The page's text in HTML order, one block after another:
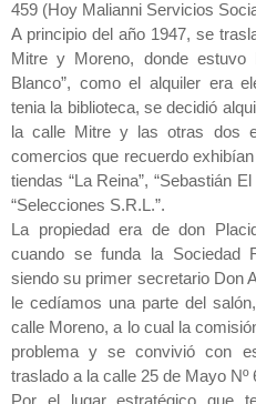
459 (Hoy Malianni Servicios
A principio del año 1947, se
Mitre y Moreno, donde estuvo
Blanco”, como el alquiler era
tenia la biblioteca, se decidió
la calle Mitre y las otras dos
comercios que recuerdo
tiendas “La Reina”, “Sebastián
“Selecciones S.R.L.”.
La propiedad era de don
cuando se funda la Sociedad
siendo su primer secretario Don
le cedíamos una parte del
calle Moreno, a lo cual la
problema y se convivió con
traslado a la calle 25 de Mayo Nº